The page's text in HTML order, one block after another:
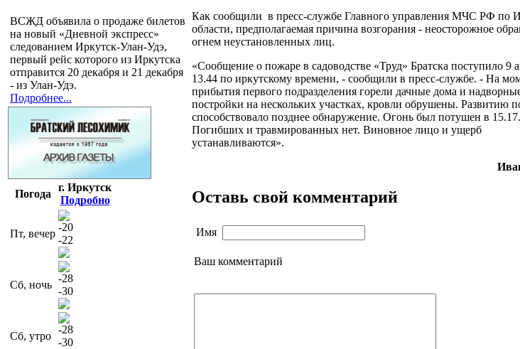
ВСЖД объявила о продаже билетов
на новый «Дневной экспресс»
следованием Иркутск-Улан-Удэ,
первый рейс которого из Иркутска
отправится 20 декабря и 21 декабря
- из Улан-Удэ.
Подробнее...
Погода
г. Иркутск
Подробно
Пт, вечер
-20
-22
Сб, ночь
-28
-30
Сб, утро
-28
-30
Как сообщили в пресс-службе Главного управления МЧС РФ по
области, предполагаемая причина возгорания - неосторожное
огнем неустановленных лиц.
«Сообщение о пожаре в садоводстве «Труд» Братска поступило 9
13.44 по иркутскому времени, - сообщили в пресс-службе. - На
прибытия первого подразделения горели дачные дома и
постройки на нескольких участках, кровли обрушены. Развитию
способствовало позднее обнаружение. Огонь был потушен в 15.17.
Погибших и травмированных нет. Виновное лицо и ущерб
устанавливаются».
Оставь свой комментарий
Имя
Ваш комментарий